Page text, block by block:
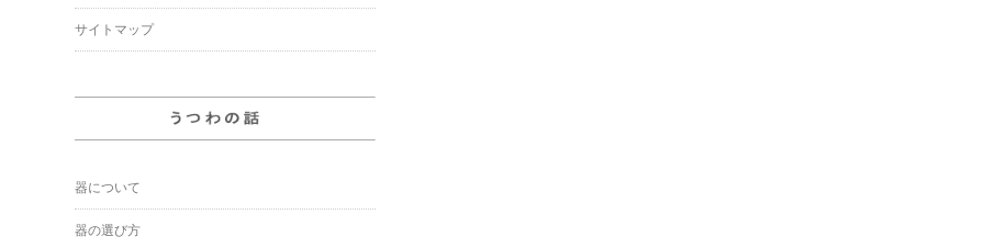
サイトマップ
器について
器の選び方